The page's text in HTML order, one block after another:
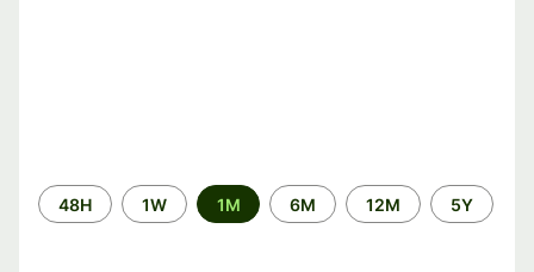
Time
period
48H 1W 1M 6M 12M 5Y